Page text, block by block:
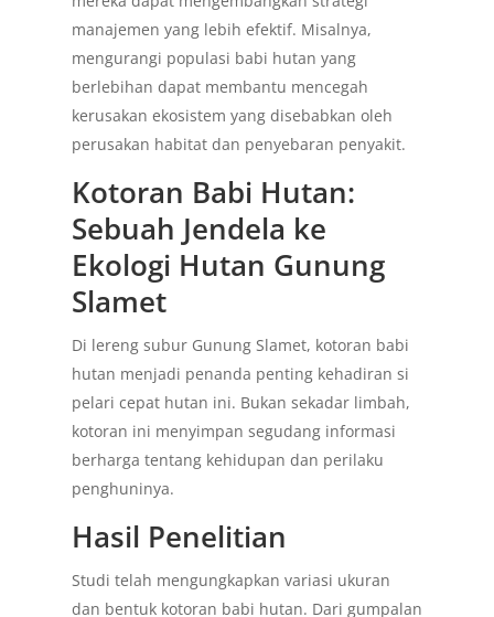
manajemen yang lebih efektif. Misalnya,
mengurangi populasi babi hutan yang
berlebihan dapat membantu mencegah
kerusakan ekosistem yang disebabkan oleh
perusakan habitat dan penyebaran penyakit.
Kotoran Babi Hutan:
Sebuah Jendela ke
Ekologi Hutan Gunung
Slamet
Di lereng subur Gunung Slamet, kotoran babi
hutan menjadi penanda penting kehadiran si
pelari cepat hutan ini. Bukan sekadar limbah,
kotoran ini menyimpan segudang informasi
berharga tentang kehidupan dan perilaku
penghuninya.
Hasil Penelitian
Studi telah mengungkapkan variasi ukuran
dan bentuk kotoran babi hutan. Dari gumpalan